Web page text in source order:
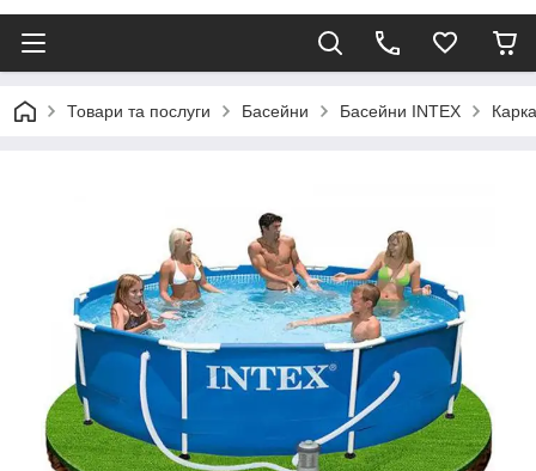
Товари та послуги Басейни Басейни INTEX